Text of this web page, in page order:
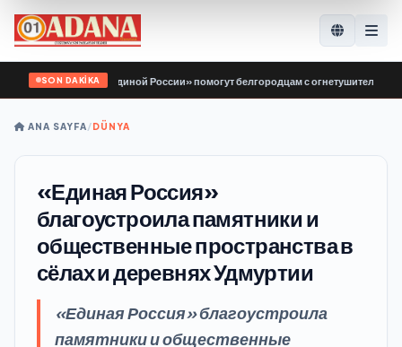
SON DAKİKA
Гвардии Единой России» помогут белгородцам с огнетушителями и
ANA SAYFA/DÜNYA
«Единая Россия»
благоустроила памятники и
общественные пространства в
сёлах и деревнях Удмуртии
«Единая Россия» благоустроила
памятники и общественные